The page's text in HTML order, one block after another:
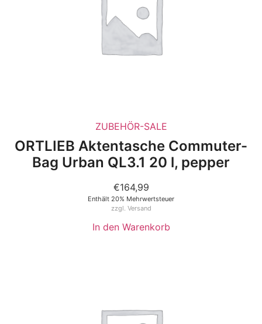
ZUBEHÖR-SALE
ORTLIEB Aktentasche Commuter-
Bag Urban QL3.1 20 l, pepper
€164,99
Enthält 20% Mehrwertsteuer
zzgl. Versand
In den Warenkorb